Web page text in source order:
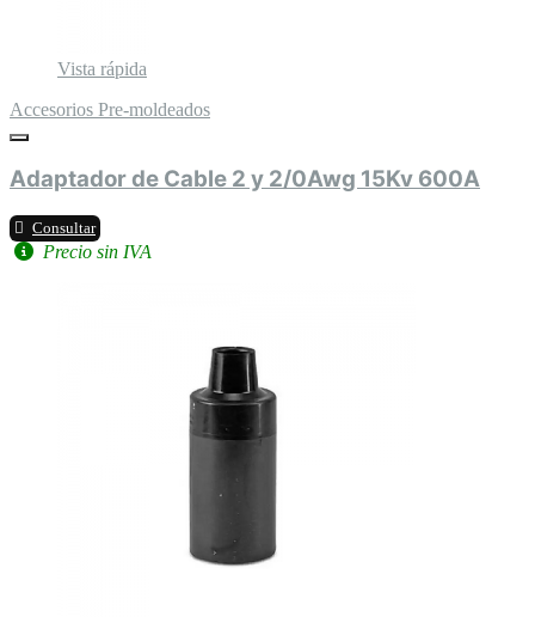
Vista rápida
Accesorios Pre-moldeados
Adaptador de Cable 2 y 2/0Awg 15Kv 600A
Consultar
Precio sin IVA